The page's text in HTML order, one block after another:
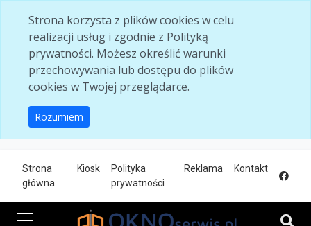
Strona korzysta z plików cookies w celu
realizacji usług i zgodnie z Polityką
prywatności. Możesz określić warunki
przechowywania lub dostępu do plików
cookies w Twojej przeglądarce.
Rozumiem
Strona
główna
Kiosk
Polityka
prywatności
Reklama Kontakt